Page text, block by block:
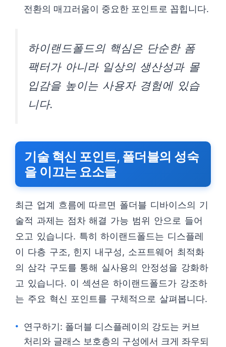
전환의 매끄러움이 중요한 포인트로 꼽힙니다.
하이랜드폴드의 핵심은 단순한 폼
팩터가 아니라 일상의 생산성과 몰
입감을 높이는 사용자 경험에 있습
니다.
기술 혁신 포인트, 폴더블의 성숙
을 이끄는 요소들
최근 업계 흐름에 따르면 폴더블 디바이스의 기
술적 과제는 점차 해결 가능 범위 안으로 들어
오고 있습니다. 특히 하이랜드폴드는 디스플레
이 다층 구조, 힌지 내구성, 소프트웨어 최적화
의 삼각 구도를 통해 실사용의 안정성을 강화하
고 있습니다. 이 섹션은 하이랜드폴드가 강조하
는 주요 혁신 포인트를 구체적으로 살펴봅니다.
연구하기: 폴더블 디스플레이의 강도는 커브
처리와 글래스 보호층의 구성에서 크게 좌우되